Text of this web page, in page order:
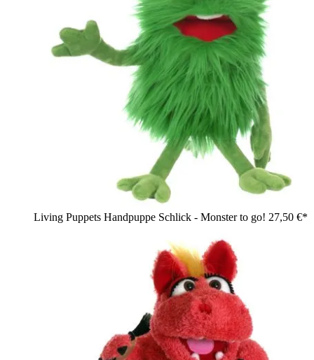
Living Puppets Handpuppe Schlick - Monster to go! 27,50 €*